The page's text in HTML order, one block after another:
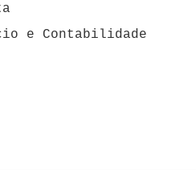
e Contabilidade